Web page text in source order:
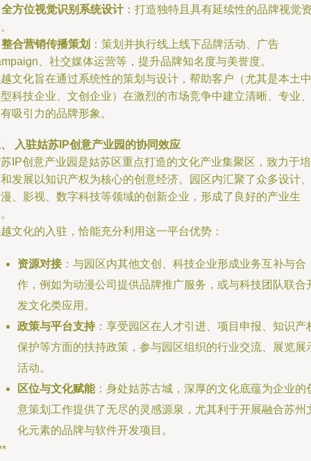
全方位视觉识别系统设计：打造独特且具有延续性的品牌视觉
整合营销传播策划 ：策划并执行线上线下品牌活动、广告
、社交媒体运营等，提升品牌知名度与美誉度。
文化旨在通过系统性的策划与设计，帮助客户（尤其是本土中
科技企业、文创企业）在激烈的市场竞争中建立清晰、专业、
吸引力的品牌形象。
入驻姑苏IP创意产业园的协同效应
IP创意产业园是姑苏区重点打造的文化产业集聚区，致力于培
发展以知识产权为核心的创意经济。园区内汇聚了众多设计、
、影视、数字科技等领域的创新企业，形成了良好的产业生
文化的入驻，恰能充分利用这一平台优势：
资源对接：与园区内其他文创、科技企业形成业务互补与合
作，例如为动漫公司提供品牌推广服务，或与科技团队联合
发文化类应用。
政策与平台支持：享受园区在人才引进、项目申报、知识产
保护等方面的扶持政策，参与园区组织的行业交流、展览展
活动。
区位与文化赋能：身处姑苏古城，深厚的文化底蕴为企业的
意策划工作提供了无尽的灵感源泉，尤其利于开展融合苏州
化元素的品牌与软件开发项目。